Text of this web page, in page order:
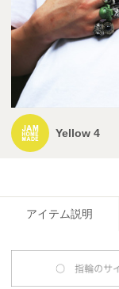
Yellow 4
アイテム説明